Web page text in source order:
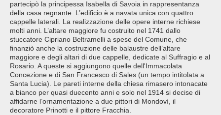
partecipò la principessa Isabella di Savoia in rappresentanza
della casa regnante. L’edificio è a navata unica con quattro
cappelle laterali. La realizzazione delle opere interne richiese
molti anni. L’altare maggiore fu costruito nel 1741 dallo
stuccatore Cipriano Beltramelli a spese del Comune, che
finanziò anche la costruzione delle balaustre dell’altare
maggiore e degli altari di due cappelle, dedicate al Suffragio e al
Rosario. A queste si aggiungono quelle dell'Immacolata
Concezione e di San Francesco di Sales (un tempo intitolata a
Santa Lucia). Le pareti interne della chiesa rimasero intonacate
a bianco per quasi duecento anni e solo nel 1914 si decise di
affidarne l’ornamentazione a due pittori di Mondovì, il
decoratore Prinotti e il pittore Fracchia.